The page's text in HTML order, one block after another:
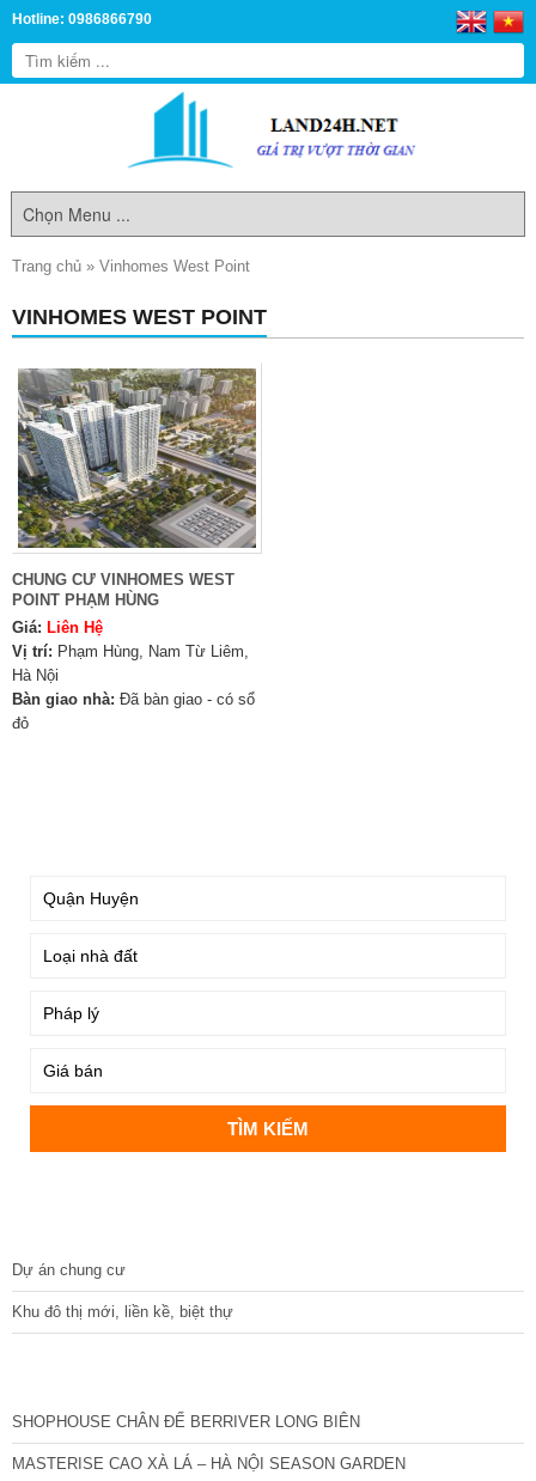
Hotline: 0986866790
Trang chủ » Vinhomes West Point
VINHOMES WEST POINT
CHUNG CƯ VINHOMES WEST
POINT PHẠM HÙNG
Giá: Liên Hệ
Vị trí: Phạm Hùng, Nam Từ Liêm,
Hà Nội
Bàn giao nhà: Đã bàn giao - có sổ
đỏ
Dự án chung cư
Khu đô thị mới, liền kề, biệt thự
SHOPHOUSE CHÂN ĐẾ BERRIVER LONG BIÊN
MASTERISE CAO XÀ LÁ – HÀ NỘI SEASON GARDEN